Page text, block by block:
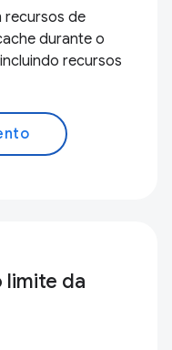
recursos de
durante o
recursos
limite da